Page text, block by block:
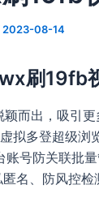
2023-08-14
刷19fb
而出，吸引
拟多登超级浏
号防关联批
名、防风控